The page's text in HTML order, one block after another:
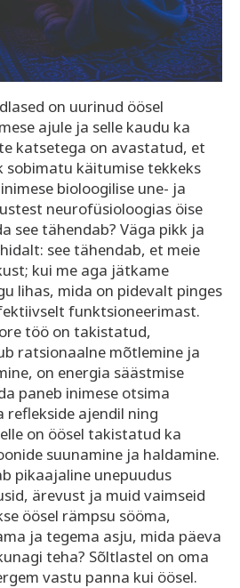
on uurinud öösel
ajule ja selle kaudu ka
katsetega on avastatud, et
sobimatu käitumise tekkeks
bioloogilise une- ja
neurofüsioloogias öise
see tähendab? Väga pikk ja
see tähendab, et meie
kui me aga jätkame
lihas, mida on pidevalt pinges
funktsioneerimast.
töö on takistatud,
ratsionaalne mõtlemine ja
on energia säästmise
paneb inimese otsima
ajendil ning
on öösel takistatud ka
suunamine ja haldamine.
pikaajaline unepuudus
ärevust ja muid vaimseid
öösel rämpsu sööma,
ja tegema asju, mida päeva
teha? Sõltlastel on oma
vastu panna kui öösel.